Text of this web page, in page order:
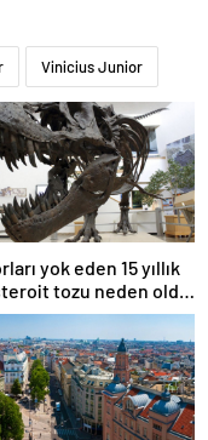
Vinicius Junior
yok eden 15 yıllık
tozu neden oldu